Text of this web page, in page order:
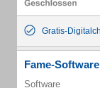
Gratis-
Fame-
Software